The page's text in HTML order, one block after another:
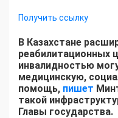
Получить ссылку
В Казахстане
реабилитационных
инвалидностью
медицинскую,
помощь, пишет
такой
Главы государства.